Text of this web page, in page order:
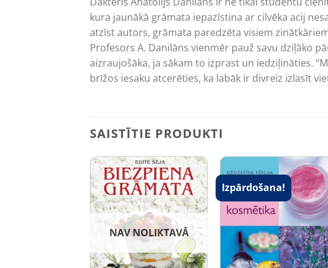
kura jaunākā grāmata iepazīstina ar cilvēka acij
atzīst autors, grāmata paredzēta visiem
Profesors A. Danilāns vienmēr pauž savu dziļāko
aizraujošāka, ja sākam to izprast un iedziļināties.
brīžos iesaku atcerēties, ka labāk ir divreiz izlasīt
SAISTĪTIE PRODUKTI
NAV NOLIKTAVĀ
Izpārdošana!